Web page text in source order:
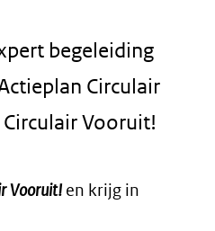
begeleiding
Circulair
Vooruit!
Vooruit!en krijg in